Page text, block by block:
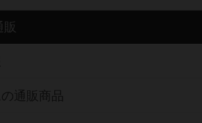
販
通販商品